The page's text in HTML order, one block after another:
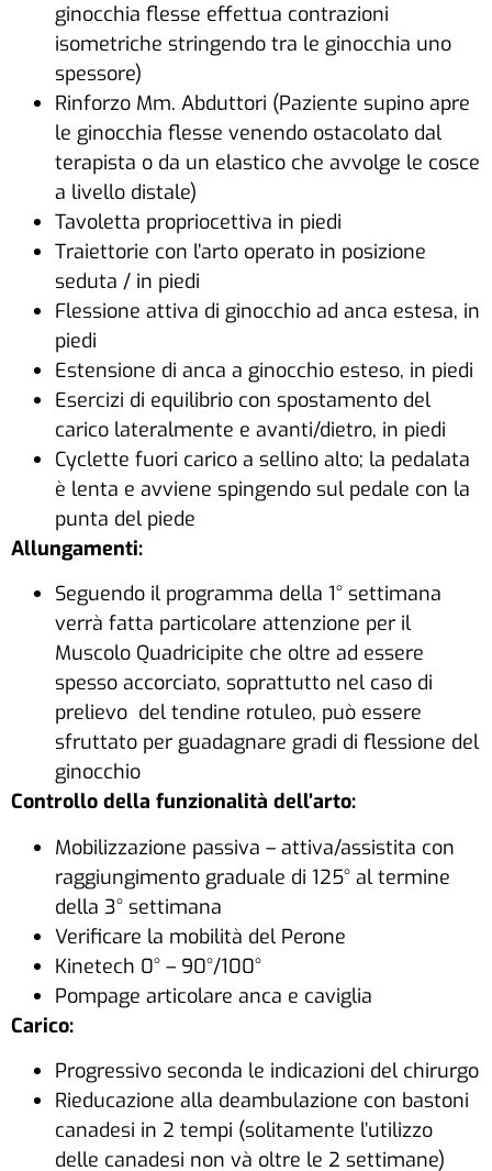
ginocchia flesse effettua contrazioni
isometriche stringendo tra le ginocchia uno
spessore)
Rinforzo Mm. Abduttori (Paziente supino apre
le ginocchia flesse venendo ostacolato dal
terapista o da un elastico che avvolge le cosce
a livello distale)
Tavoletta propriocettiva in piedi
Traiettorie con l’arto operato in posizione
seduta / in piedi
Flessione attiva di ginocchio ad anca estesa, in
piedi
Estensione di anca a ginocchio esteso, in piedi
Esercizi di equilibrio con spostamento del
carico lateralmente e avanti/dietro, in piedi
Cyclette fuori carico a sellino alto; la pedalata
è lenta e avviene spingendo sul pedale con la
punta del piede
Allungamenti:
Seguendo il programma della 1° settimana
verrà fatta particolare attenzione per il
Muscolo Quadricipite che oltre ad essere
spesso accorciato, soprattutto nel caso di
prelievo del tendine rotuleo, può essere
sfruttato per guadagnare gradi di flessione del
ginocchio
Controllo della funzionalità dell’arto:
Mobilizzazione passiva – attiva/assistita con
raggiungimento graduale di 125° al termine
della 3° settimana
Verificare la mobilità del Perone
Kinetech 0° – 90°/100°
Pompage articolare anca e caviglia
Carico:
Progressivo seconda le indicazioni del chirurgo
Rieducazione alla deambulazione con bastoni
canadesi in 2 tempi (solitamente l’utilizzo
delle canadesi non và oltre le 2 settimane)